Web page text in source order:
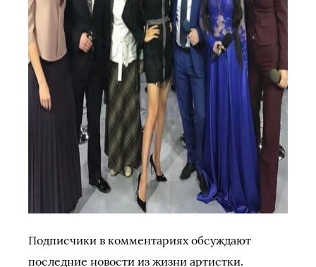
Подписчики в комментариях обсуждают
последние новости из жизни артистки.